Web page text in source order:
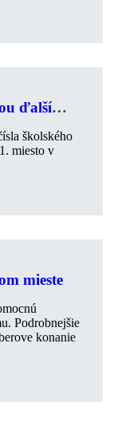
ďalší
školského
miesto v
mieste
Podrobnejšie
konanie